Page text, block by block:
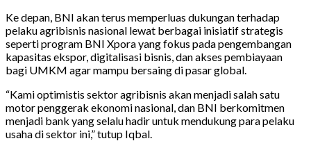
Ke depan, BNI akan terus memperluas dukungan terhadap
pelaku agribisnis nasional lewat berbagai inisiatif strategis
seperti program BNI Xpora yang fokus pada pengembangan
kapasitas ekspor, digitalisasi bisnis, dan akses pembiayaan
bagi UMKM agar mampu bersaing di pasar global.
“Kami optimistis sektor agribisnis akan menjadi salah satu
motor penggerak ekonomi nasional, dan BNI berkomitmen
menjadi bank yang selalu hadir untuk mendukung para pelaku
usaha di sektor ini,” tutup Iqbal.